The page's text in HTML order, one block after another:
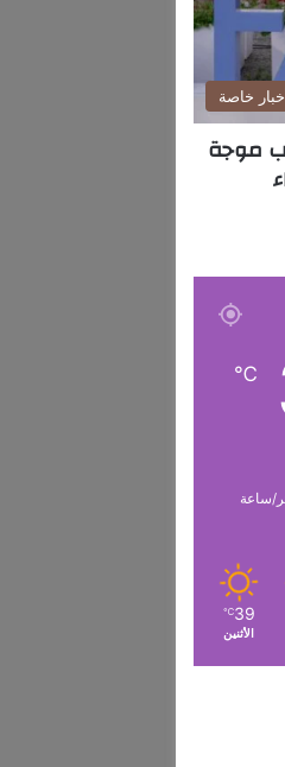
خاصة
موجة
℃
39
℃
الأثنين